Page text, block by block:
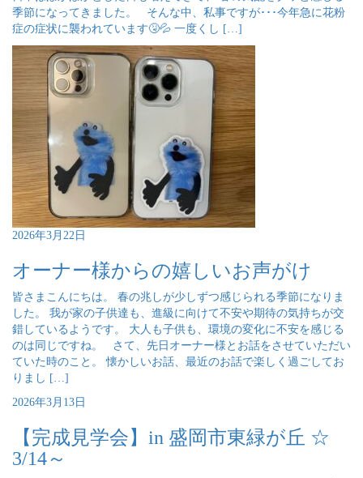
季節になってきました。 そんな中、私事ですが･･･今年急に花粉
症の症状に襲われています🤧💦 一度くし […]
2026年3月22日
オーナー様からの嬉しいお声がけ
皆さまこんにちは。 春の兆しが少しずつ感じられる季節になりま
した。 我が家の子供達も、進級に向けて不安や期待の気持ちが交
錯しているようです。 大人も子供も、環境の変化に不安を感じる
のは同じですね。 さて、先日オーナー様とお話をさせていただい
ていた時のこと。 懐かしいお話、最近のお話で楽しく過ごしてお
りまし […]
2026年3月13日
【完成見学会】in 盛岡市東緑が丘 ☆
3/14～